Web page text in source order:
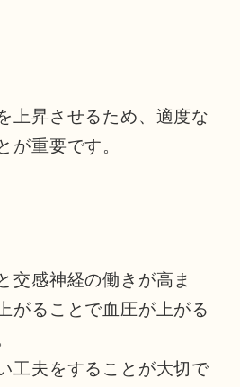
上昇させるため、適度な
が重要です。
交感神経の働きが高ま
がることで血圧が上がる
工夫をすることが大切で